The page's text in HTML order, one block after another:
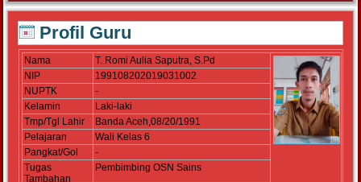
Profil Guru
Nama
T. Romi Aulia Saputra, S.Pd
NIP
199108202019031002
NUPTK
-
Kelamin
Laki-laki
Tmp/Tgl Lahir
Banda Aceh,08/20/1991
Pelajaran
Wali Kelas 6
Pangkat/Gol
-
Tugas
Tambahan
Pembimbing OSN Sains